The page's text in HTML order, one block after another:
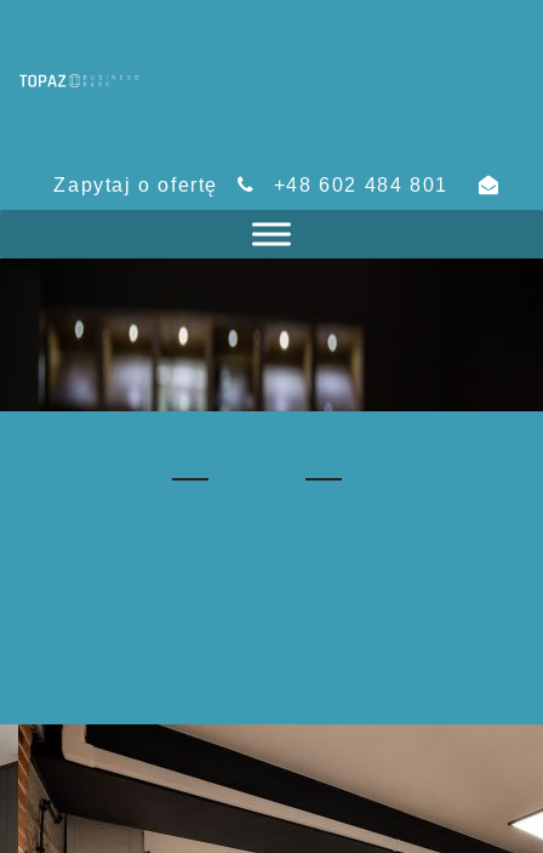
Zapytaj o ofertę +48 602 484 801
nieruchomosci@topaz.com.pl
Topaz Business Park> Bez kategorii